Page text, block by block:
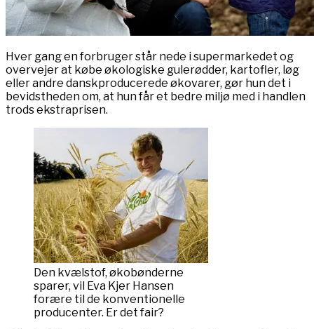
Hver gang en forbruger står nede i supermarkedet og
overvejer at købe økologiske gulerødder, kartofler, løg
eller andre danskproducerede økovarer, gør hun det i
bevidstheden om, at hun får et bedre miljø med i handlen
trods ekstraprisen.
Den kvælstof, økobønderne
sparer, vil Eva Kjer Hansen
forære til de konventionelle
producenter. Er det fair?